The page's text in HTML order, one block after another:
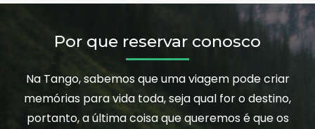
Por que reservar conosco
Na Tango, sabemos que uma viagem pode criar
memórias para vida toda, seja qual for o destino,
portanto, a última coisa que queremos é que os